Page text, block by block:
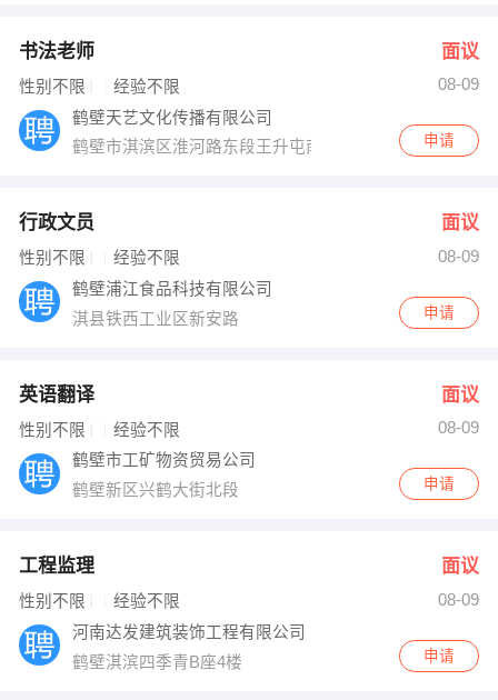
书法老师 面议
性别不限 经验不限
08-09
鹤壁天艺文化传播有限公司
鹤壁市淇滨区淮河路东段王升屯南门
申请
行政文员 面议
性别不限 经验不限
08-09
鹤壁浦江食品科技有限公司
淇县铁西工业区新安路
申请
英语翻译 面议
性别不限 经验不限
08-09
鹤壁市工矿物资贸易公司
鹤壁新区兴鹤大街北段
申请
工程监理 面议
性别不限 经验不限
08-09
河南达发建筑装饰工程有限公司
鹤壁淇滨四季青B座4楼
申请